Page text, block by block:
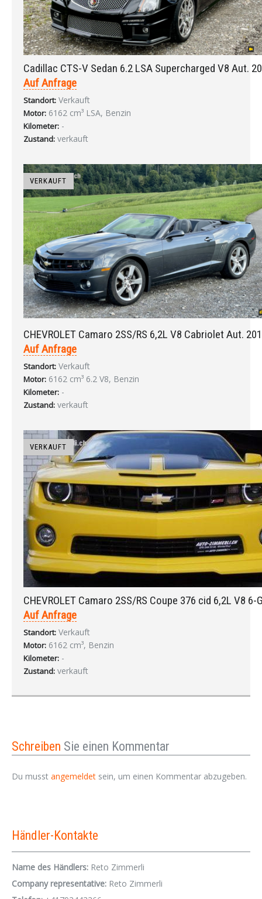
Cadillac CTS-V Sedan 6.2 LSA Supercharged V8 Aut.
Auf Anfrage
Standort: Verkauft
Motor: 6162 cm³ LSA, Benzin
Kilometer: -
Zustand: verkauft
VERKAUFT
CHEVROLET Camaro 2SS/RS 6,2L V8 Cabriolet Aut.
Auf Anfrage
Standort: Verkauft
Motor: 6162 cm³ 6.2 V8, Benzin
Kilometer: -
Zustand: verkauft
VERKAUFT
CHEVROLET Camaro 2SS/RS Coupe 376 cid 6,2L V8
Auf Anfrage
Standort: Verkauft
Motor: 6162 cm³, Benzin
Kilometer: -
Zustand: verkauft
Schreiben Sie einen Kommentar
Du musst angemeldet sein, um einen Kommentar abzugeben.
Händler-Kontakte
Name des Händlers: Reto Zimmerli
Company representative: Reto Zimmerli